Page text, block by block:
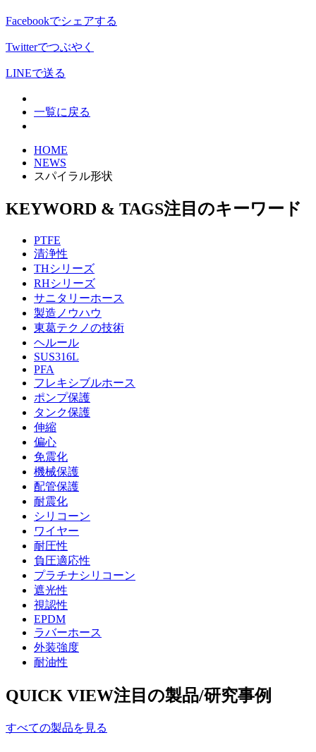
Facebookでシェアする
Twitterでつぶやく
LINEで送る
一覧に戻る
HOME
NEWS
スパイラル形状
KEYWORD & TAGS注目のキーワード
PTFE
清浄性
THシリーズ
RHシリーズ
サニタリーホース
製造ノウハウ
東葛テクノの技術
ヘルール
SUS316L
PFA
フレキシブルホース
ポンプ保護
タンク保護
伸縮
偏心
免震化
機械保護
配管保護
耐震化
シリコーン
ワイヤー
耐圧性
負圧適応性
プラチナシリコーン
遮光性
視認性
EPDM
ラバーホース
外装強度
耐油性
QUICK VIEW注目の製品/研究事例
すべての製品を見る